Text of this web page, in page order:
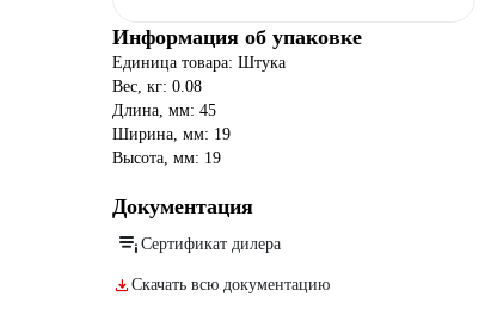
Информация об упаковке
Единица товара: Штука
Вес, кг: 0.08
Длина, мм: 45
Ширина, мм: 19
Высота, мм: 19
Документация
Сертификат дилера
Скачать всю документацию